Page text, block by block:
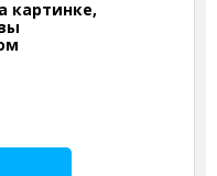
картинке,